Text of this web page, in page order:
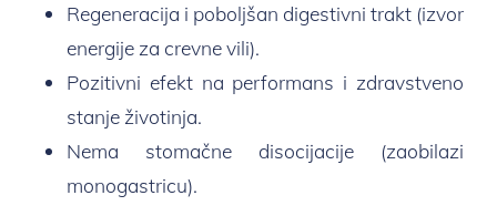
Regeneracija i poboljšan digestivni trakt (izvor
energije za crevne vili).
Pozitivni efekt na performans i zdravstveno
stanje životinja.
Nema stomačne disocijacije (zaobilazi
monogastricu).